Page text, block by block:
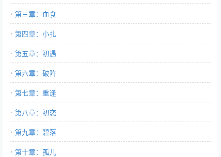
第三章：血食
第四章：小扎
第五章：初遇
第六章：破阵
第七章：重逢
第八章：初恋
第九章：碧落
第十章：孤儿